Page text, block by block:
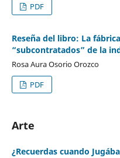
PDF
Reseña del libro: La
“subcontratados” de la
Rosa Aura Osorio Orozco
PDF
Arte
¿Recuerdas cuando